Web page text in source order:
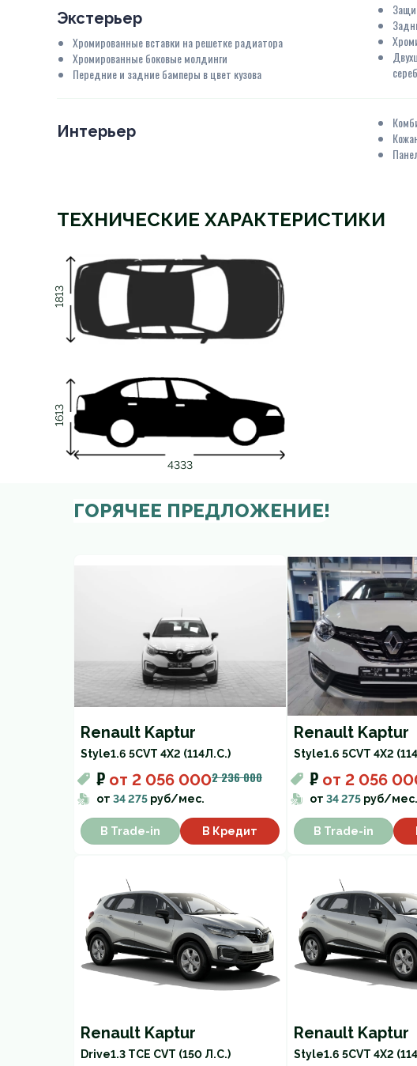
Экстерьер
Хромированные вставки на решетке радиатора
Хромированные боковые молдинги
Передние и задние бамперы в цвет кузова
Интерьер
ТЕХНИЧЕСКИЕ ХАРАКТЕРИСТИКИ
4333
1813
1613
ГОРЯЧЕЕ ПРЕДЛОЖЕНИЕ!
Renault Kaptur
Style1.6 5CVT 4X2 (114Л.С.)
₽ от 2 056 0002 236 000
от 34 275 руб/мес.
В Trade-in В Кредит
Renault Kaptur
Style1.6 5CVT 4X2
₽ от 2 056
от 34 275 руб/мес.
В Trade-in
Renault Kaptur
Drive1.3 TCE CVT (150 Л.С.)
Renault Kaptur
Style1.6 5CVT 4X2